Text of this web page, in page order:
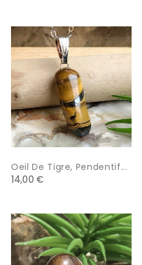
Oeil De Tigre, Pendentif...
14,00 €